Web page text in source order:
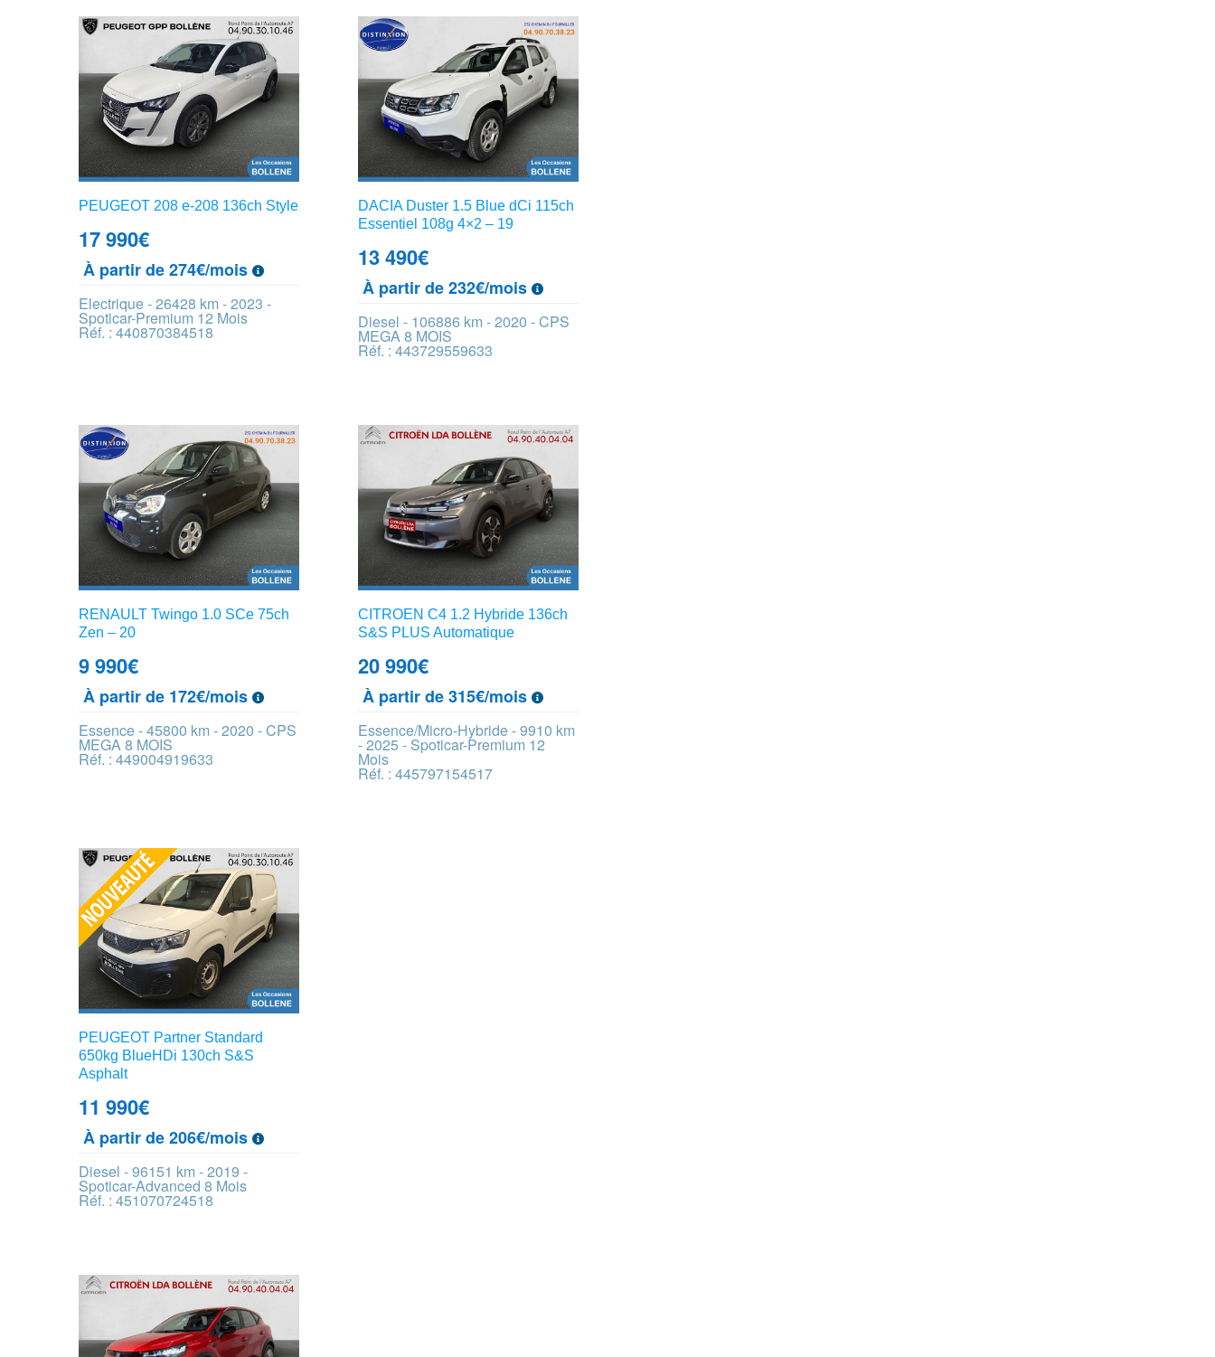
PEUGEOT 208 e-208 136ch Style
17 990€
À partir de 274€/mois
Electrique - 26428 km - 2023 -
Spoticar-Premium 12 Mois
Réf. : 440870384518
DACIA Duster 1.5 Blue dCi 115ch
Essentiel 108g 4×2 – 19
13 490€
À partir de 232€/mois
Diesel - 106886 km - 2020 - CPS
MEGA 8 MOIS
Réf. : 443729559633
RENAULT Twingo 1.0 SCe 75ch
Zen – 20
9 990€
À partir de 172€/mois
Essence - 45800 km - 2020 - CPS
MEGA 8 MOIS
Réf. : 449004919633
CITROEN C4 1.2 Hybride 136ch
S&S PLUS Automatique
20 990€
À partir de 315€/mois
Essence/Micro-Hybride - 9910 km
- 2025 - Spoticar-Premium 12
Mois
Réf. : 445797154517
PEUGEOT Partner Standard
650kg BlueHDi 130ch S&S
Asphalt
11 990€
À partir de 206€/mois
Diesel - 96151 km - 2019 -
Spoticar-Advanced 8 Mois
Réf. : 451070724518